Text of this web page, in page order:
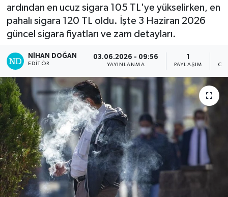
ardından en ucuz sigara 105 TL'ye yükselirken, en
pahalı sigara 120 TL oldu. İşte 3 Haziran 2026
güncel sigara fiyatları ve zam detayları.
NIHAN DOĞAN
EDITÖR
03.06.2026 - 09:56
YAYINLANMA
1
PAYLAŞIM